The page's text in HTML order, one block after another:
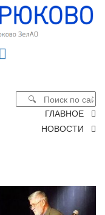
ГЛАВНОЕ
НОВОСТИ